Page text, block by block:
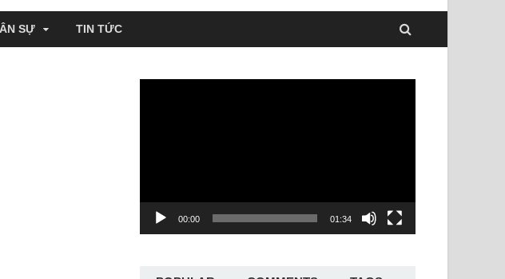
SỰ TIN TỨC
00:00 01:34